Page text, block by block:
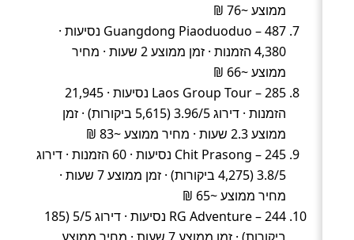
ממוצע ~76 ₪
Guangdong Piaoduoduo – 487 נסיעות ·
4,380 הזמנות · זמן ממוצע 2 שעות · מחיר
ממוצע ~66 ₪
Laos Group Tour – 285 נסיעות · 21,945
הזמנות · דירוג 3.96/5 (5,615 ביקורות) · זמן
ממוצע 2.3 שעות · מחיר ממוצע ~83 ₪
Chit Prasong – 245 נסיעות · 60 הזמנות · דירוג
3.8/5 (4,275 ביקורות) · זמן ממוצע 7 שעות ·
מחיר ממוצע ~65 ₪
RG Adventure – 244 נסיעות · דירוג 5/5 (185